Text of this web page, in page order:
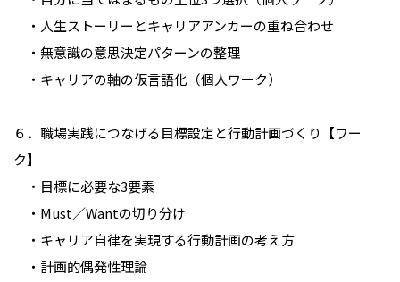
・人生ストーリーとキャリアアンカーの重ね合わせ
・無意識の意思決定パターンの整理
・キャリアの軸の仮言語化（個人ワーク）
６．職場実践につなげる目標設定と行動計画づくり【ワー
ク】
・目標に必要な3要素
・Must／Wantの切り分け
・キャリア自律を実現する行動計画の考え方
・計画的偶発性理論